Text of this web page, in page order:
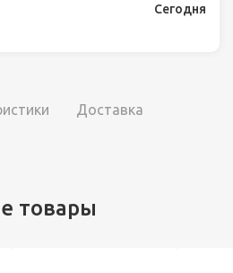
Сегодня
Доставка
товары